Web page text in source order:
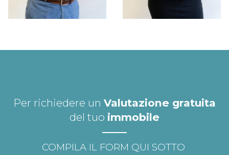
Per richiedere un Valutazione gratuita
del tuo immobile
COMPILA IL FORM QUI SOTTO